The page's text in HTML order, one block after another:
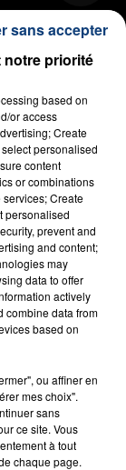
ET
avoir
trois mois
notre priorité
based on
or access
Create
personalised
content
or combinations
Create
personalised
prevent and
and content;
may
data to offer
actively
combine data from
based on
ou affiner en
mes choix".
sans
ce site. Vous
à tout
chaque page.
sans accepter